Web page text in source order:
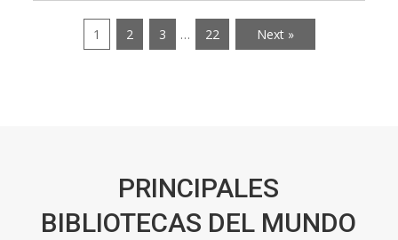
1 2 3 … 22 Next »
PRINCIPALES
BIBLIOTECAS DEL MUNDO